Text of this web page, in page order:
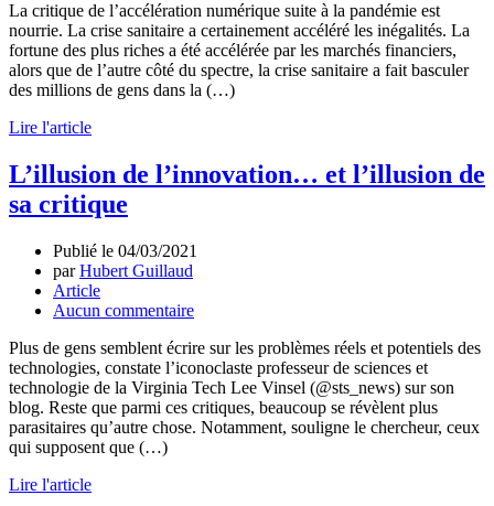
La critique de l’accélération numérique suite à la pandémie est
nourrie. La crise sanitaire a certainement accéléré les inégalités. La
fortune des plus riches a été accélérée par les marchés financiers,
alors que de l’autre côté du spectre, la crise sanitaire a fait basculer
des millions de gens dans la (…)
Lire l'article
L’illusion de l’innovation… et l’illusion de
sa critique
Publié le 04/03/2021
parHubert Guillaud
Article
Aucun commentaire
Plus de gens semblent écrire sur les problèmes réels et potentiels des
technologies, constate l’iconoclaste professeur de sciences et
technologie de la Virginia Tech Lee Vinsel (@sts_news) sur son
blog. Reste que parmi ces critiques, beaucoup se révèlent plus
parasitaires qu’autre chose. Notamment, souligne le chercheur, ceux
qui supposent que (…)
Lire l'article